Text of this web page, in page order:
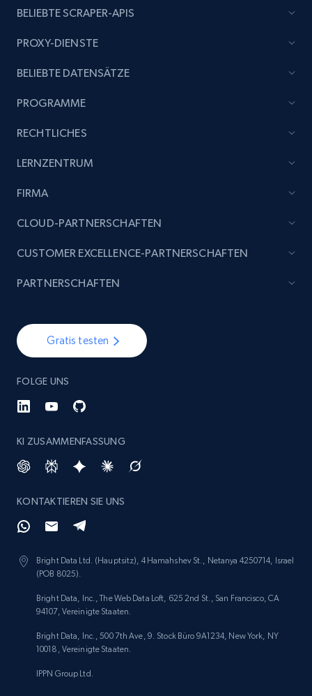
BELIEBTE SCRAPER-APIS
PROXY-DIENSTE
BELIEBTE DATENSÄTZE
PROGRAMME
RECHTLICHES
LERNZENTRUM
FIRMA
Gratis testen
FOLGE UNS
KI ZUSAMMENFASSUNG
KONTAKTIEREN SIE UNS
Bright Data Ltd. (Hauptsitz), 4 Hamahshev St., Netanya 4250714, Israel
(POB 8025).
Bright Data, Inc., The Web Data Loft, 625 2nd St., San Francisco, CA
94107, Vereinigte Staaten.
Bright Data, Inc., 500 7th Ave, 9. Stock Büro 9A1234, New York, NY
10018, Vereinigte Staaten.
IPPN Group Ltd.
CLOUD-PARTNERSCHAFTEN
CUSTOMER EXCELLENCE-PARTNERSCHAFTEN
PARTNERSCHAFTEN